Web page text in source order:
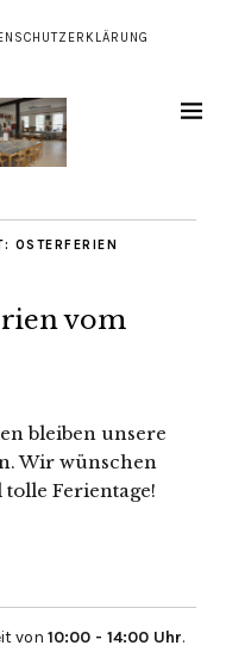
OSTERFERIEN
vom
bleiben unsere
Wir wünschen
Ferientage!
von 10:00 - 14:00 Uhr.